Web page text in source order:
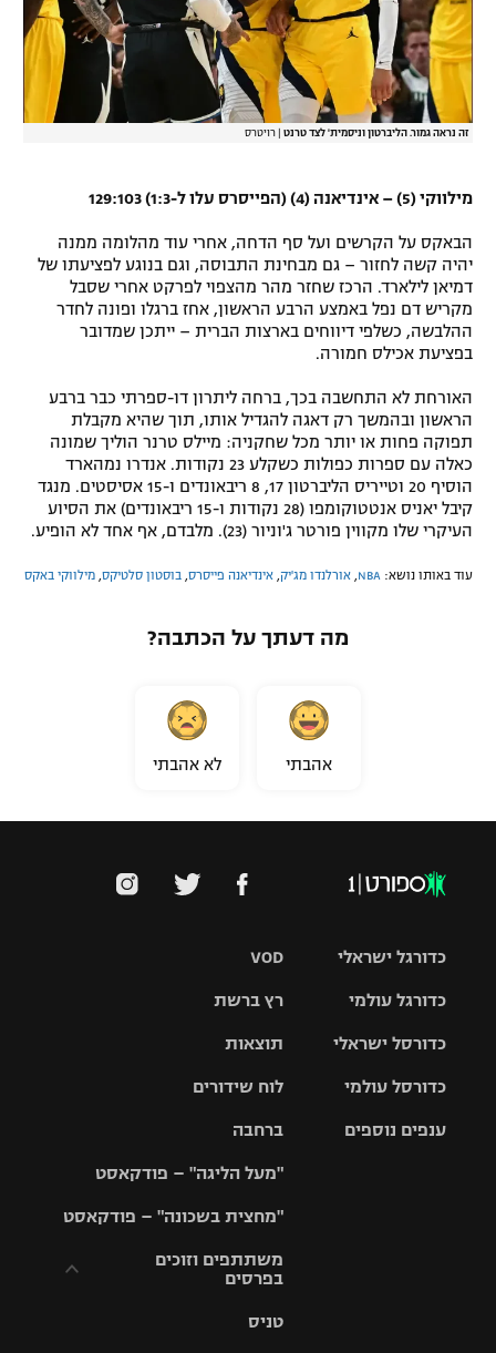
זה נראה גמור. הליברטון וניסמית' לצד טרנט רויטרס
מילווקי (5) – אינדיאנה (4) (הפייסרס עלו ל-1:3) 129:103
הבאקס על הקרשים ועל סף הדחה, אחרי עוד מהלומה ממנה
יהיה קשה לחזור – גם מבחינת התבוסה, וגם בנוגע לפציעתו של
דמיאן לילארד. הרכז שחזר מהר מהצפוי לפרקט אחרי שסבל
מקריש דם נפל באמצע הרבע הראשון, אחז ברגלו ופונה לחדר
ההלבשה, כשלפי דיווחים בארצות הברית – ייתכן שמדובר
בפציעת אכילס חמורה.
האורחת לא התחשבה בכך, ברחה ליתרון דו-ספרתי כבר ברבע
הראשון ובהמשך רק דאגה להגדיל אותו, תוך שהיא מקבלת
תפוקה פחות או יותר מכל שחקניה: מיילס טרנר הוליך שמונה
כאלה עם ספרות כפולות כשקלע 23 נקודות. אנדרו נמהארד
הוסיף 20 וטייריס הליברטון 17, 8 ריבאונדים ו-15 אסיסטים. מנגד
קיבל יאניס אנטטוקומפו (28 נקודות ו-15 ריבאונדים) את הסיוע
העיקרי שלו מקווין פורטר ג'וניור (23). מלבדם, אף אחד לא הופיע.
עוד באותו נושא: NBA אורלנדו מג'יק אינדיאנה פייסרס בוסטון סלטיקס מילווקי באקס
מה דעתך על הכתבה?
אהבתי לא אהבתי
VOD
רץ ברשת
תוצאות
לוח שידורים
ברחבה
"מעל הליגה" – פודקאסט
"מחצית בשכונה" – פודקאסט
משתתפים וזוכים
בפרסים
טניס
כדורגל ישראלי
גביע הטוטו
כדורגל עולמי
האלופות
ליגה
כדורסל ישראלי
סל
כדורסל עולמי
ענפים נוספים